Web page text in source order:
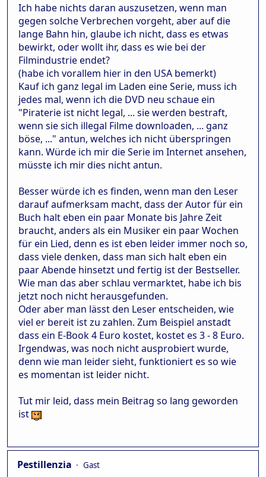
Ich habe nichts daran auszusetzen, wenn man
gegen solche Verbrechen vorgeht, aber auf die
lange Bahn hin, glaube ich nicht, dass es etwas
bewirkt, oder wollt ihr, dass es wie bei der
Filmindustrie endet?
(habe ich vorallem hier in den USA bemerkt)
Kauf ich ganz legal im Laden eine Serie, muss ich
jedes mal, wenn ich die DVD neu schaue ein
"Piraterie ist nicht legal, ... sie werden bestraft,
wenn sie sich illegal Filme downloaden, ... ganz
böse, ..." antun, welches ich nicht überspringen
kann. Würde ich mir die Serie im Internet ansehen,
müsste ich mir dies nicht antun.
Besser würde ich es finden, wenn man den Leser
darauf aufmerksam macht, dass der Autor für ein
Buch halt eben ein paar Monate bis Jahre Zeit
braucht, anders als ein Musiker ein paar Wochen
für ein Lied, denn es ist eben leider immer noch so,
dass viele denken, dass man sich halt eben ein
paar Abende hinsetzt und fertig ist der Bestseller.
Wie man das aber schlau vermarktet, habe ich bis
jetzt noch nicht herausgefunden.
Oder aber man lässt den Leser entscheiden, wie
viel er bereit ist zu zahlen. Zum Beispiel anstadt
dass ein E-Book 4 Euro kostet, kostet es 3 - 8 Euro.
Irgendwas, was noch nicht ausprobiert wurde,
denn wie man leider sieht, funktioniert es so wie
es momentan ist leider nicht.
Tut mir leid, dass mein Beitrag so lang geworden
ist
Pestillenzia
Gast